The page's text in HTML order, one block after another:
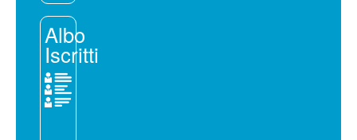
Albo
Iscritti